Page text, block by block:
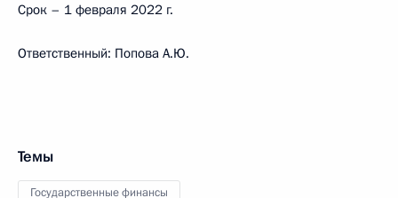
Срок – 1 февраля 2022 г.
Ответственный: Попова А.Ю.
Темы
Государственные финансы